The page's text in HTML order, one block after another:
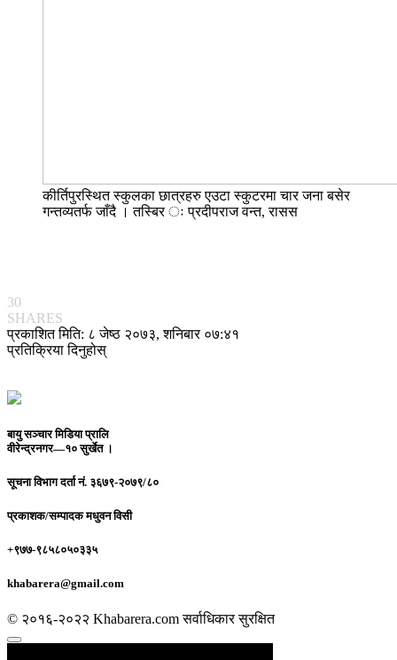
कीर्तिपुरस्थित स्कुलका छात्रहरु एउटा स्कुटरमा चार जना बसेर
गन्तव्यतर्फ जाँदै । तस्बिर ः प्रदीपराज वन्त, रासस
30
SHARES
प्रकाशित मिति: ८ जेष्ठ २०७३, शनिबार ०७:४१
प्रतिक्रिया दिनुहोस्
बायु सञ्चार मिडिया प्रालि
वीरेन्द्रनगर—१० सुर्खेत ।
सूचना विभाग दर्ता नं. ३६७९-२०७९/८०
प्रकाशक/सम्पादकमधुवन विसी
+९७७-९८५८०५०३३५
khabarera@gmail.com
© २०१६-२०२२ Khabarera.com सर्वाधिकार सुरक्षित